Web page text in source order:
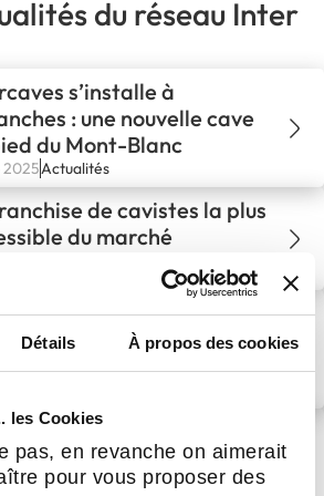
Détails À propos des cookies
les Cookies
pas, en revanche on aimerait
pour vous proposer des
du réseau Inter
s’installe à
: une nouvelle cave
du Mont-Blanc
2025Actualités
de cavistes la plus
du marché
ans d’Intercaves
sur-Seine : une belle
locale qui se poursuit
régionales
: un réseau uni
de la passion du vin